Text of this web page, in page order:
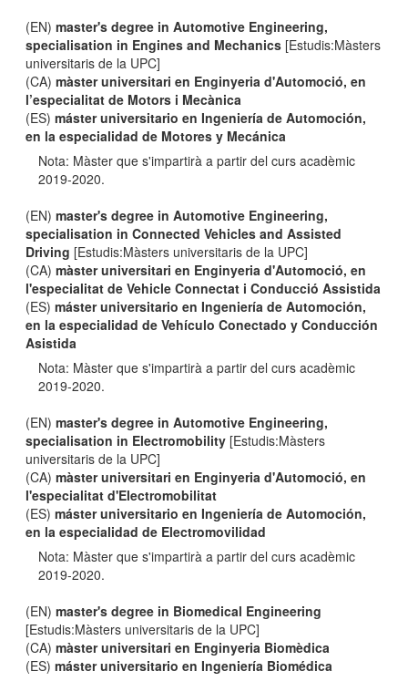
(EN)master's degree in Automotive Engineering,
specialisation in Engines and Mechanics [Estudis:Màsters
universitaris de la UPC]
(CA)màster universitari en Enginyeria d'Automoció, en
l’especialitat de Motors i Mecànica
(ES)máster universitario en Ingeniería de Automoción,
en la especialidad de Motores y Mecánica
Nota: Màster que s'impartirà a partir del curs acadèmic
2019-2020.
(EN)master's degree in Automotive Engineering,
specialisation in Connected Vehicles and Assisted
Driving [Estudis:Màsters universitaris de la UPC]
(CA)màster universitari en Enginyeria d'Automoció, en
l'especialitat de Vehicle Connectat i Conducció Assistida
(ES)máster universitario en Ingeniería de Automoción,
en la especialidad de Vehículo Conectado y Conducción
Asistida
Nota: Màster que s'impartirà a partir del curs acadèmic
2019-2020.
(EN)master's degree in Automotive Engineering,
specialisation in Electromobility [Estudis:Màsters
universitaris de la UPC]
(CA)màster universitari en Enginyeria d'Automoció, en
l'especialitat d'Electromobilitat
(ES)máster universitario en Ingeniería de Automoción,
en la especialidad de Electromovilidad
Nota: Màster que s'impartirà a partir del curs acadèmic
2019-2020.
(EN)master's degree in Biomedical Engineering
[Estudis:Màsters universitaris de la UPC]
(CA)màster universitari en Enginyeria Biomèdica
(ES)máster universitario en Ingeniería Biomédica